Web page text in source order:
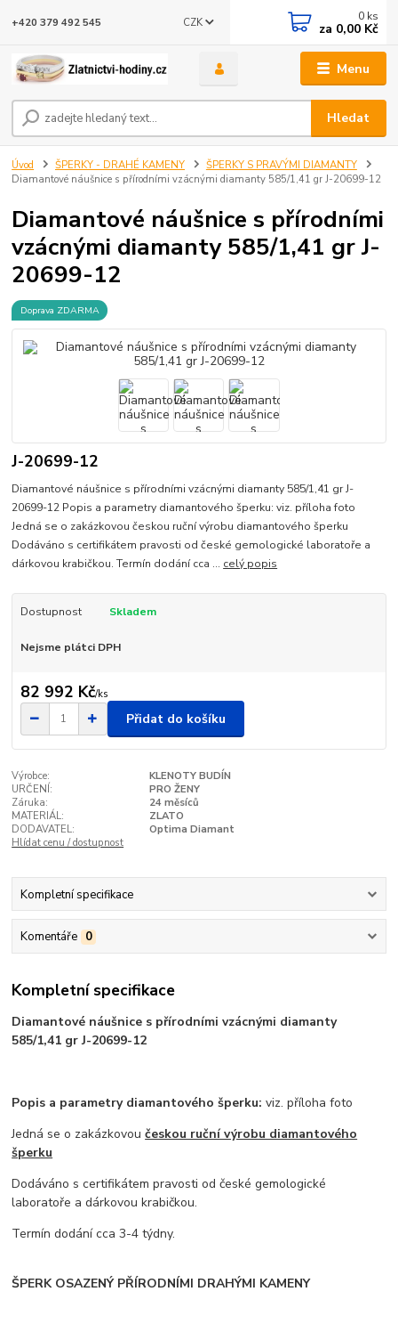
Menu
CZK
Hledat
+420 379 492 545 0 ks
za 0,00 Kč
Úvod ŠPERKY - DRAHÉ KAMENY
ŠPERKY S PRAVÝMI DIAMANTY
Diamantové náušnice s přírodními vzácnými diamanty 585/1,41 gr J-20699-12
Diamantové náušnice s přírodními
vzácnými diamanty 585/1,41 gr J-
20699-12
Doprava ZDARMA
J-20699-12
Diamantové náušnice s přírodními vzácnými diamanty 585/1,41 gr J-
20699-12 Popis a parametry diamantového šperku: viz. příloha foto
Jedná se o zakázkovou českou ruční výrobu diamantového šperku
Dodáváno s certifikátem pravosti od české gemologické laboratoře a
dárkovou krabičkou. Termín dodání cca ... celý popis
Dostupnost Skladem
Nejsme plátci DPH
82 992 Kč/ks
Přidat do košíku
Výrobce:
KLENOTY BUDÍN
URČENÍ:
PRO ŽENY
Záruka:
24 měsíců
MATERIÁL:
ZLATO
DODAVATEL:
Optima Diamant
Hlídat cenu / dostupnost
Kompletní specifikace
Komentáře 0
Kompletní specifikace
Diamantové náušnice s přírodními vzácnými diamanty
585/1,41 gr J-20699-12
Popis a parametry diamantového šperku: viz. příloha foto
Jedná se o zakázkovoučeskou ruční výrobu diamantového
šperku
Dodáváno s certifikátem pravosti od české gemologické
laboratoře a dárkovou krabičkou.
Termín dodání cca 3-4 týdny.
ŠPERK OSAZENÝ PŘÍRODNÍMI DRAHÝMI KAMENY